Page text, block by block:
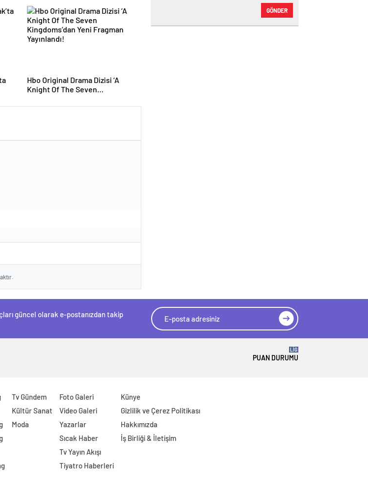
Hbo Original Drama Dizisi ‘A
Knight Of The Seven
Yayınlandı!
GÖNDER
güncel olarak e-postanızdan takip
PUAN DURUMU
LİG
Tv Gündem
Kültür Sanat
Moda
Foto Galeri
Video Galeri
Yazarlar
Sıcak Haber
Tv Yayın Akışı
Tiyatro Haberleri
Künye
Gizlilik ve Çerez Politikası
Hakkımızda
İş Birliği & İletişim